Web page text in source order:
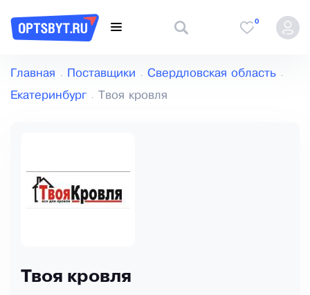
0
Главная Поставщики Свердловская область
Екатеринбург Твоя кровля
Твоя кровля